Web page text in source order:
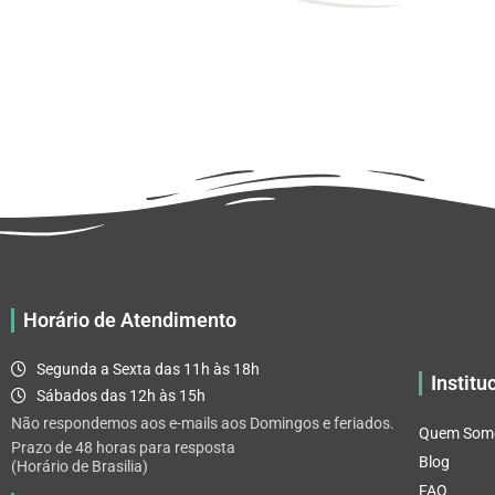
Horário de Atendimento
Segunda a Sexta das 11h às 18h
Sábados das 12h às 15h
Não respondemos aos e-mails aos Domingos e feriados.
Prazo de 48 horas para resposta
(Horário de Brasilia)
Quem
Blog
FAQ